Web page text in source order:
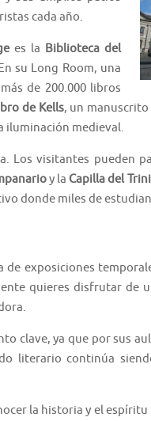
cada año.
es la Biblioteca del
su Long Room, una
de 200.000 libros
de Kells, un
iluminación medieval.
Los visitantes pueden
y la Capilla del
donde miles de
exposiciones
quieres disfrutar de
clave, ya que por sus
literario continúa
la historia y el